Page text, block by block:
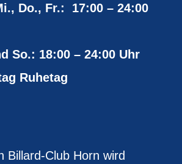
Do., Fr.: 17:00 – 24:00
So.: 18:00 – 24:00 Uhr
Ruhetag
Billard-Club Horn wird